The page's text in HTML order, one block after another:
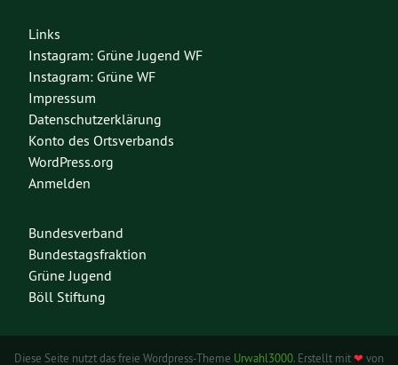
Links
Instagram: Grüne Jugend WF
Instagram: Grüne WF
Impressum
Datenschutzerklärung
Konto des Ortsverbands
WordPress.org
Anmelden
Bundesverband
Bundestagsfraktion
Grüne Jugend
Böll Stiftung
Diese Seite nutzt das freie Wordpress-Theme Urwahl3000. Erstellt mit❤ von